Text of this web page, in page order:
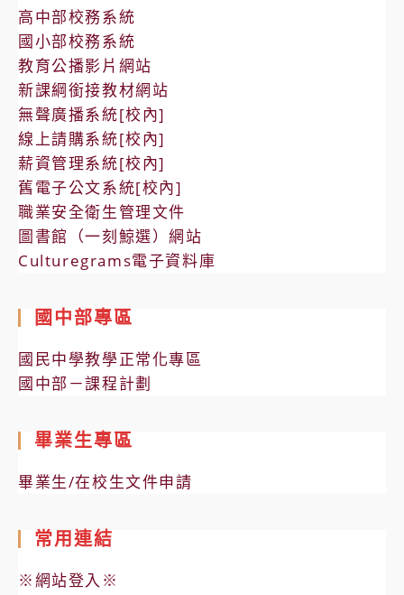
高中部校務系統
國小部校務系統
教育公播影片網站
新課綱銜接教材網站
無聲廣播系統[校內]
線上請購系統[校內]
薪資管理系統[校內]
舊電子公文系統[校內]
職業安全衛生管理文件
圖書館（一刻鯨選）網站
Culturegrams電子資料庫
國中部專區
國民中學教學正常化專區
國中部－課程計劃
畢業生專區
畢業生/在校生文件申請
常用連結
※網站登入※